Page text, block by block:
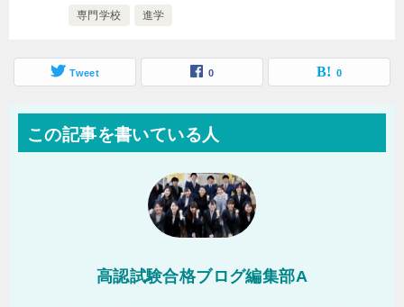
専門学校 進学
Tweet 0 0
この記事を書いている人
高認試験合格ブログ編集部A